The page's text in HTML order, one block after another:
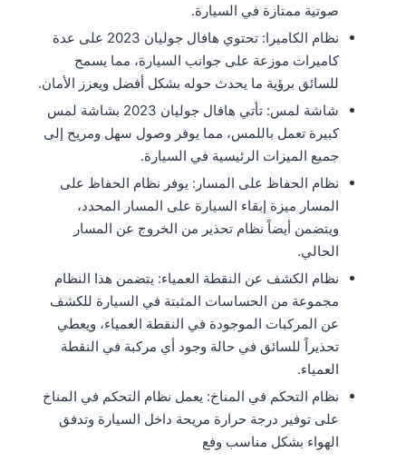
صوتية ممتازة في السيارة.
نظام الكاميرا: تحتوي هافال جوليان 2023 على عدة
كاميرات موزعة على جوانب السيارة، مما يسمح
للسائق برؤية ما يحدث حوله بشكل أفضل ويعزز الأمان.
شاشة لمس: تأتي هافال جوليان 2023 بشاشة لمس
كبيرة تعمل باللمس، مما يوفر وصول سهل ومريح إلى
جميع الميزات الرئيسية في السيارة.
نظام الحفاظ على المسار: يوفر نظام الحفاظ على
المسار ميزة إبقاء السيارة على المسار المحدد،
ويتضمن أيضاً نظام تحذير من الخروج عن المسار
الحالي.
نظام الكشف عن النقطة العمياء: يتضمن هذا النظام
مجموعة من الحساسات المثبتة في السيارة للكشف
عن المركبات الموجودة في النقطة العمياء، ويعطي
تحذيراً للسائق في حالة وجود أي مركبة في النقطة
العمياء.
نظام التحكم في المناخ: يعمل نظام التحكم في المناخ
على توفير درجة حرارة مريحة داخل السيارة وتدفق
الهواء بشكل مناسب وفع